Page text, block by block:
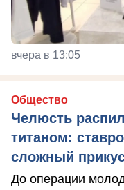
вчера в 13:05
Общество
Челюсть
титаном:
сложный
До операции